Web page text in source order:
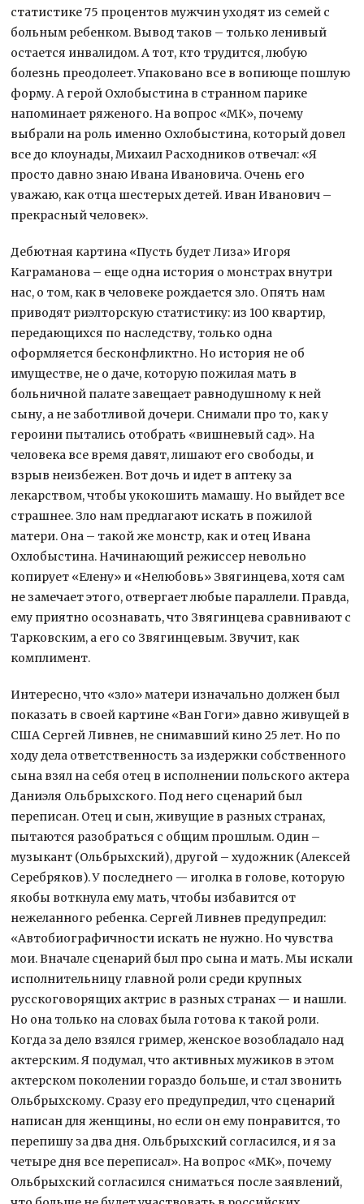
статистике 75 процентов мужчин уходят из семей с
больным ребенком. Вывод таков – только ленивый
остается инвалидом. А тот, кто трудится, любую
болезнь преодолеет. Упаковано все в вопиюще пошлую
форму. А герой Охлобыстина в странном парике
напоминает ряженого. На вопрос «МК», почему
выбрали на роль именно Охлобыстина, который довел
все до клоунады, Михаил Расходников отвечал: «Я
просто давно знаю Ивана Ивановича. Очень его
уважаю, как отца шестерых детей. Иван Иванович –
прекрасный человек».
Дебютная картина «Пусть будет Лиза» Игоря
Каграманова – еще одна история о монстрах внутри
нас, о том, как в человеке рождается зло. Опять нам
приводят риэлторскую статистику: из 100 квартир,
передающихся по наследству, только одна
оформляется бесконфликтно. Но история не об
имуществе, не о даче, которую пожилая мать в
больничной палате завещает равнодушному к ней
сыну, а не заботливой дочери. Снимали про то, как у
героини пытались отобрать «вишневый сад». На
человека все время давят, лишают его свободы, и
взрыв неизбежен. Вот дочь и идет в аптеку за
лекарством, чтобы укокошить мамашу. Но выйдет все
страшнее. Зло нам предлагают искать в пожилой
матери. Она – такой же монстр, как и отец Ивана
Охлобыстина. Начинающий режиссер невольно
копирует «Елену» и «Нелюбовь» Звягинцева, хотя сам
не замечает этого, отвергает любые параллели. Правда,
ему приятно осознавать, что Звягинцева сравнивают с
Тарковским, а его со Звягинцевым. Звучит, как
комплимент.
Интересно, что «зло» матери изначально должен был
показать в своей картине «Ван Гоги» давно живущей в
США Сергей Ливнев, не снимавший кино 25 лет. Но по
ходу дела ответственность за издержки собственного
сына взял на себя отец в исполнении польского актера
Даниэля Ольбрыхского. Под него сценарий был
переписан. Отец и сын, живущие в разных странах,
пытаются разобраться с общим прошлым. Один –
музыкант (Ольбрыхский), другой – художник (Алексей
Серебряков). У последнего — иголка в голове, которую
якобы воткнула ему мать, чтобы избавится от
нежеланного ребенка. Сергей Ливнев предупредил:
«Автобиографичности искать не нужно. Но чувства
мои. Вначале сценарий был про сына и мать. Мы искали
исполнительницу главной роли среди крупных
русскоговорящих актрис в разных странах — и нашли.
Но она только на словах была готова к такой роли.
Когда за дело взялся гример, женское возобладало над
актерским. Я подумал, что активных мужиков в этом
актерском поколении гораздо больше, и стал звонить
Ольбрыхскому. Сразу его предупредил, что сценарий
написан для женщины, но если он ему понравится, то
перепишу за два дня. Ольбрыхский согласился, и я за
четыре дня все переписал». На вопрос «МК», почему
Ольбрыхский согласился сниматься после заявлений,